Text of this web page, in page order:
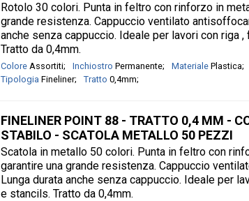
Rotolo 30 colori. Punta in feltro con rinforzo in
grande resistenza. Cappuccio ventilato
anche senza cappuccio. Ideale per lavori con riga
Tratto da 0,4mm.
Colore Assortiti Inchiostro Permanente Materiale Plastica
Tipologia Fineliner Tratto 0,4mm
FINELINER POINT 88 - TRATTO 0,4 MM -
STABILO - SCATOLA METALLO 50 PEZZI
Scatola in metallo 50 colori. Punta in feltro con
garantire una grande resistenza. Cappuccio
Lunga durata anche senza cappuccio. Ideale per
e stancils. Tratto da 0,4mm.